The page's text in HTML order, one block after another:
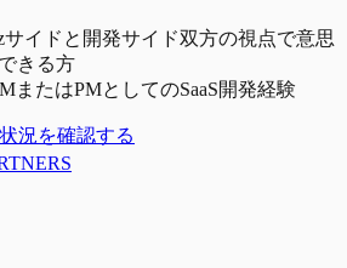
サイドと開発サイド双方の視点で意思
きる方
またはPMとしてのSaaS開発経験
況を確認する